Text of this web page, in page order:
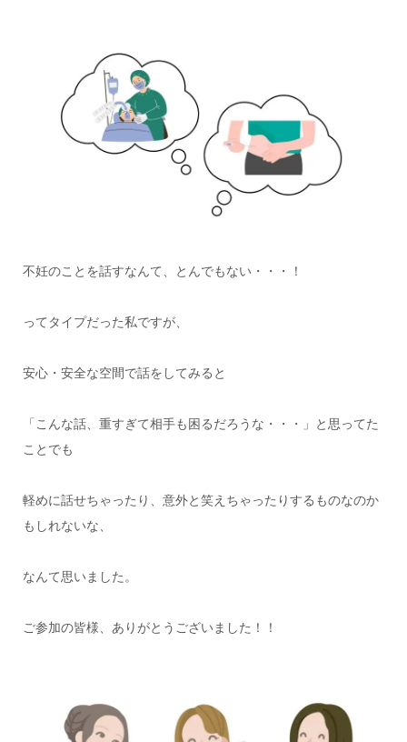
不妊のことを話すなんて、とんでもない・・・！
ってタイプだった私ですが、
安心・安全な空間で話をしてみると
「こんな話、重すぎて相手も困るだろうな・・・」と思ってた
ことでも
軽めに話せちゃったり、意外と笑えちゃったりするものなのか
もしれないな、
なんて思いました。
ご参加の皆様、ありがとうございました！！